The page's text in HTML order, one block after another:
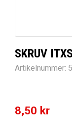
SKRUV
Artikelnummer:
8,50 kr